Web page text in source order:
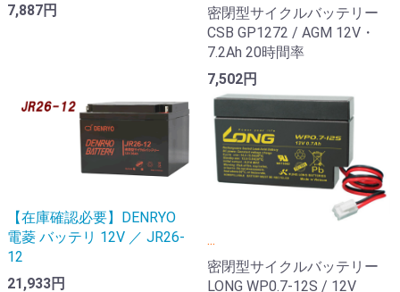
7,887円
密閉型サイクルバッテリー
CSB GP1272 / AGM 12V・
7.2Ah 20時間率
7,502円
【在庫確認必要】DENRYO
電菱 バッテリ 12V ／ JR26-
12
21,933円
...
密閉型サイクルバッテリー
LONG WP0.7-12S / 12V